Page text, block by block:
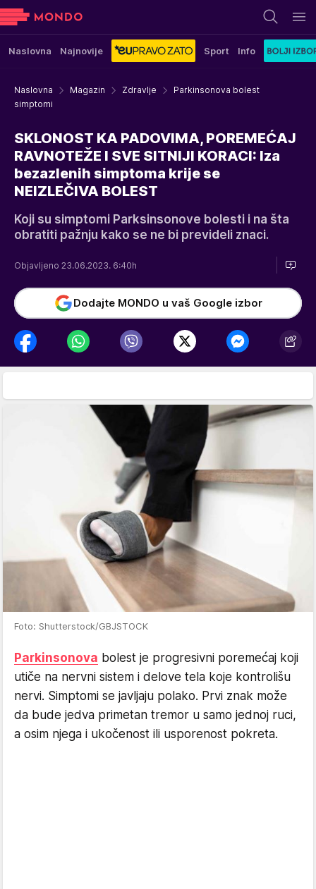
Naslovna Najnovije Sport Info
Naslovna Magazin Zdravlje
Parkinsonova bolest
simptomi
SKLONOST KA PADOVIMA, POREMEĆAJ
RAVNOTEŽE I SVE SITNIJI KORACI: Iza
bezazlenih simptoma krije se
NEIZLEČIVA BOLEST
Koji su simptomi Parksinsonove bolesti i na šta
obratiti pažnju kako se ne bi prevideli znaci.
Objavljeno 23.06.2023. 6:40h
Dodajte MONDO u vaš Google izbor
Foto: Shutterstock/GBJSTOCK
Parkinsonova bolest je progresivni poremećaj koji
utiče na nervni sistem i delove tela koje kontrolišu
nervi. Simptomi se javljaju polako. Prvi znak može
da bude jedva primetan tremor u samo jednoj ruci,
a osim njega i ukočenost ili usporenost pokreta.